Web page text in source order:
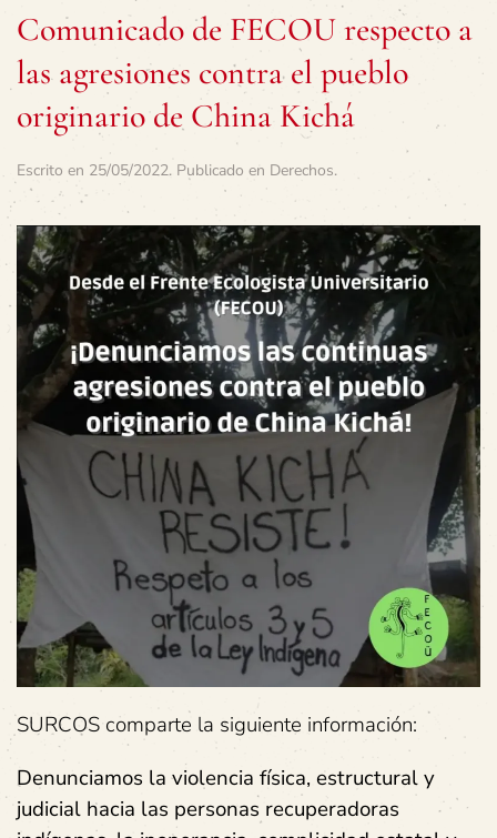
Comunicado de FECOU respecto a
las agresiones contra el pueblo
originario de China Kichá
Escrito en 25/05/2022. Publicado en Derechos.
SURCOS comparte la siguiente información:
Denunciamos la violencia física, estructural y
judicial hacia las personas recuperadoras